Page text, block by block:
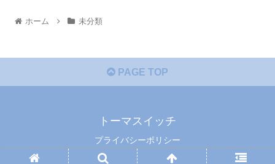
ホーム 未分類
PAGE TOP
トーマスイッチ
プライバシーポリシー
© 2014 トーマスイッチ.